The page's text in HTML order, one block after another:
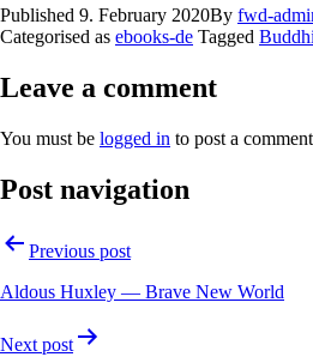
Published 9. February 2020By fwd-
Categorised as ebooks-de Tagged
Leave a comment
You must be logged in to post a
Post navigation
Previous post
Aldous Huxley — Brave New World
Next post